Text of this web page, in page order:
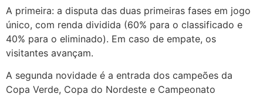
A primeira: a disputa das duas primeiras fases em jogo
único, com renda dividida (60% para o classificado e
40% para o eliminado). Em caso de empate, os
visitantes avançam.
A segunda novidade é a entrada dos campeões da
Copa Verde, Copa do Nordeste e Campeonato